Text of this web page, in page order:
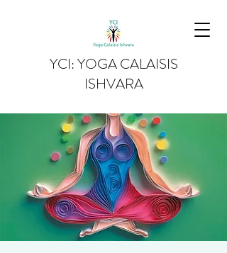
YCI: YOGA CALAISIS
ISHVARA